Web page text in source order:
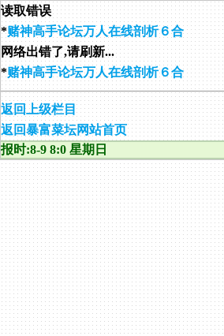
读取错误
*赌神高手论坛万人在线剖析６合
网络出错了,请刷新...
*赌神高手论坛万人在线剖析６合
返回上级栏目
返回暴富菜坛网站首页
报时:8-9 8:0 星期日